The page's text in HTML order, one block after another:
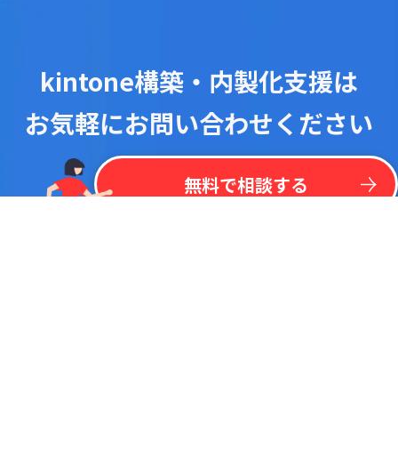
kintone構築・内製化支援は
お気軽にお問い合わせください
無料で相談する
今なら
最 新リス トを 一括 掲載！
kintone
プラグイン